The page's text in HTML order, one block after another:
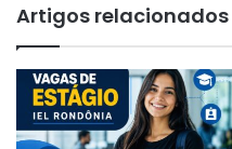
Artigos relacionados